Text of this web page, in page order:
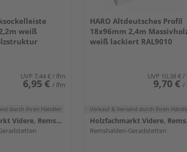
weiß
UVP 7,44 €/ lfm
6,95 € / lfm
durch Ihren Händler
Holzfachmarkt Videre, Remshalden
HARO Altdeutsches Profil
18x96mm 2,4m
weiß lackiert RAL9010
UVP 10,38 €/
9,70 € /
Verkauf & Versand durch Ihren
Remshalden-Geradstetten